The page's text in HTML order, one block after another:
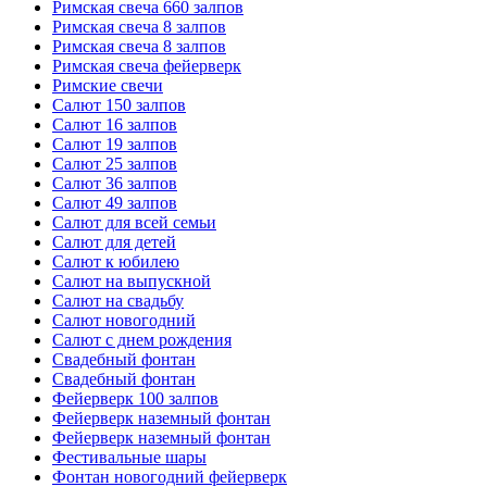
Римская свеча 660 залпов
Римская свеча 8 залпов
Римская свеча 8 залпов
Римская свеча фейерверк
Римские свечи
Салют 150 залпов
Салют 16 залпов
Салют 19 залпов
Салют 25 залпов
Салют 36 залпов
Салют 49 залпов
Салют для всей семьи
Салют для детей
Салют к юбилею
Салют на выпускной
Салют на свадьбу
Салют новогодний
Салют с днем рождения
Свадебный фонтан
Свадебный фонтан
Фейерверк 100 залпов
Фейерверк наземный фонтан
Фейерверк наземный фонтан
Фестивальные шары
Фонтан новогодний фейерверк